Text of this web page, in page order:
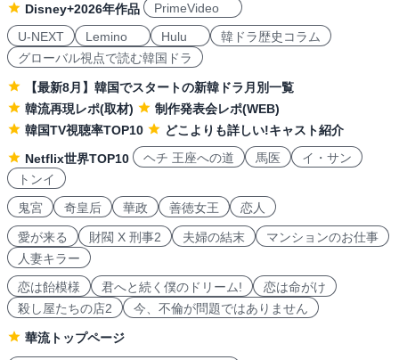
Disney+2026年作品
PrimeVideo
U-NEXT
Lemino Hulu
韓ドラ歴史コラム
グローバル視点で読む韓国ドラ
【最新8月】韓国でスタートの新韓ドラ月別一覧
韓流再現レポ(取材)
制作発表会レポ(WEB)
韓国TV視聴率TOP10
どこよりも詳しい!キャスト紹介
Netflix世界TOP10
ヘチ 王座への道 馬医
イ・サン
トンイ
鬼宮
奇皇后 華政 善徳女王 恋人
愛が来る 財閥 X 刑事2 夫婦の結末
マンションのお仕事
人妻キラー
恋は飴模様
君へと続く僕のドリーム!
恋は命がけ
殺し屋たちの店2
今、不倫が問題ではありません
華流トップページ